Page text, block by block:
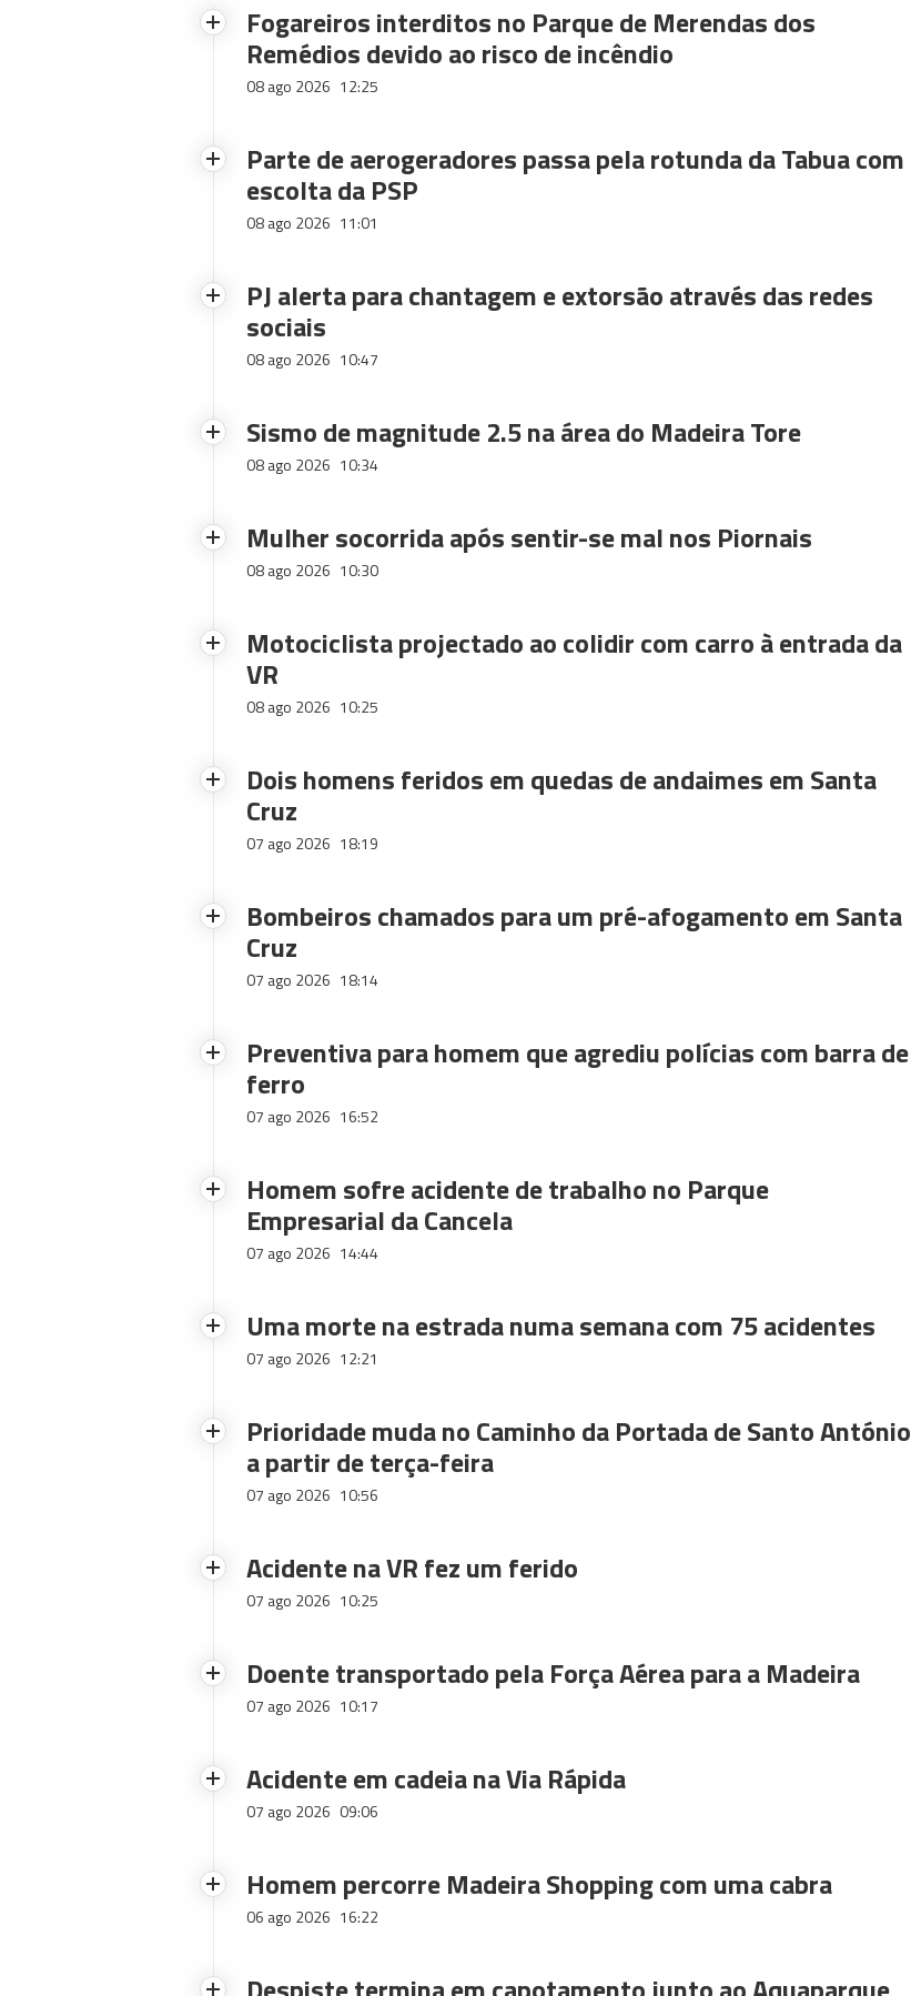
Fogareiros interditos no Parque de Merendas dos
Remédios devido ao risco de incêndio
08 ago 2026 12:25
Parte de aerogeradores passa pela rotunda da Tabua com
escolta da PSP
08 ago 2026 11:01
PJ alerta para chantagem e extorsão através das redes
sociais
08 ago 2026 10:47
Sismo de magnitude 2.5 na área do Madeira Tore
08 ago 2026 10:34
Mulher socorrida após sentir-se mal nos Piornais
08 ago 2026 10:30
Motociclista projectado ao colidir com carro à entrada da
VR
08 ago 2026 10:25
Dois homens feridos em quedas de andaimes em Santa
Cruz
07 ago 2026 18:19
Bombeiros chamados para um pré-afogamento em Santa
Cruz
07 ago 2026 18:14
Preventiva para homem que agrediu polícias com barra de
ferro
07 ago 2026 16:52
Homem sofre acidente de trabalho no Parque
Empresarial da Cancela
07 ago 2026 14:44
Uma morte na estrada numa semana com 75 acidentes
07 ago 2026 12:21
Prioridade muda no Caminho da Portada de Santo António
a partir de terça-feira
07 ago 2026 10:56
Acidente na VR fez um ferido
07 ago 2026 10:25
Doente transportado pela Força Aérea para a Madeira
07 ago 2026 10:17
Acidente em cadeia na Via Rápida
07 ago 2026 09:06
Homem percorre Madeira Shopping com uma cabra
06 ago 2026 16:22